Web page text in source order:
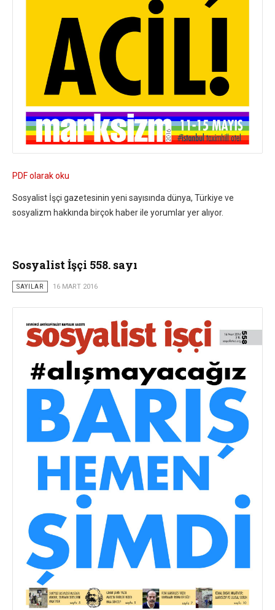
PDF olarak oku
Sosyalist İşçi gazetesinin yeni sayısında dünya, Türkiye ve
sosyalizm hakkında birçok haber ile yorumlar yer alıyor.
Sosyalist İşçi 558. sayı
SAYILAR 16 MART 2016